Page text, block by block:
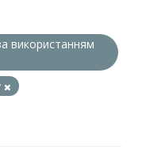
використанням